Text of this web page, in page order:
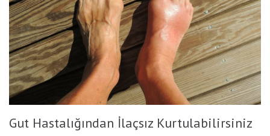
Gut Hastalığından İlaçsız Kurtulabilirsiniz